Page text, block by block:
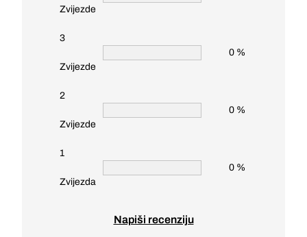
Zvijezde
3
Zvijezde
0 %
2
Zvijezde
0 %
1
Zvijezda
0 %
Napiši recenziju